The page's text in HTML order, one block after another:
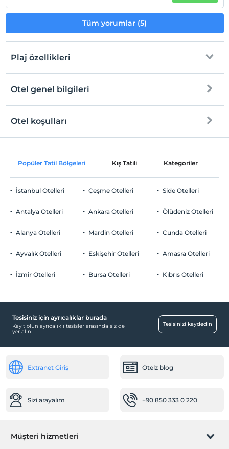
Odalarda sigara içilmez
Tesisimizde 3 yaş altı çocuklar konaklayamaz
Tüm yorumlar (5)
Plaj özellikleri
Plaja 7 km mesafededir
Kum plaj
Otel genel bilgileri
Ortak alanlar ve tüm odalar
Otopark
Ücretsiz Halka Açık Otopark
Yiyecek & İçecek
Sigara içilmeyen odalar
Fotokopi
Klima
Otel koşulları
Check/in
Check/out
En geç saat 12:00 ve öncesi
Evcil Hayvan
Tesisimizde 3 yaş altı çocuklar konaklayamaz
Popüler Tatil Bölgeleri Kış Tatili Kategoriler
İstanbul Otelleri
Antalya Otelleri
Alanya Otelleri
Ayvalık Otelleri
İzmir Otelleri
Çeşme Otelleri
Ankara Otelleri
Mardin Otelleri
Eskişehir Otelleri
Bursa Otelleri
Side Otelleri
Ölüdeniz Otelleri
Cunda Otelleri
Amasra Otelleri
Kıbrıs Otelleri
Tesisiniz için ayrıcalıklar burada
Kayıt olun ayrıcalıklı tesisler arasında siz de
yer alın
Tesisinizi kaydedin
Extranet Giriş Otelz blog
Sizi arayalım +90 850 333 0 220
Müşteri hizmetleri